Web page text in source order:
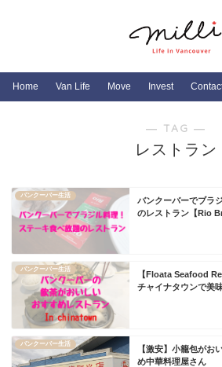
Home Van Life Move Invest
― TAG ―
レストラン
バンクーバー生活
バンクーバーでブラ
のレストラン【Rio
バンクーバー生活
【Floata Seafood
チャイナタウンで美
バンクーバー生活
【激安】小籠包がお
め中華料理屋さん